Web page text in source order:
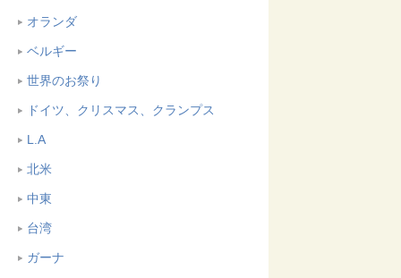
オランダ
ベルギー
世界のお祭り
ドイツ、クリスマス、クランプス
L.A
北米
中東
台湾
ガーナ